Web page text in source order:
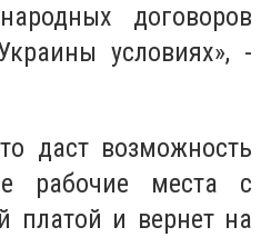
договоров
условиях», -
даст возможность
рабочие места с
платой и вернет на